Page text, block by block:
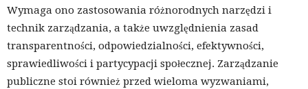
Wymaga ono zastosowania różnorodnych narzędzi i
technik zarządzania, a także uwzględnienia zasad
transparentności, odpowiedzialności, efektywności,
sprawiedliwości i partycypacji społecznej. Zarządzanie
publiczne stoi również przed wieloma wyzwaniami,